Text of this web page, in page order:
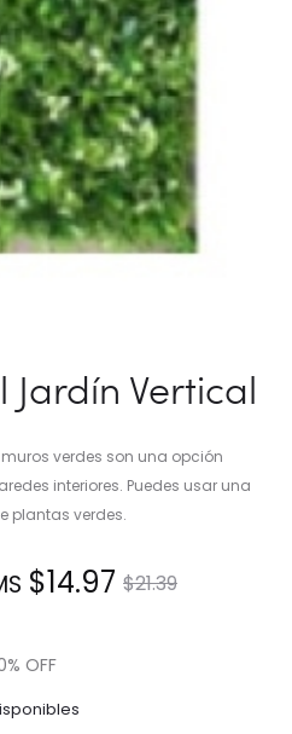
Jardín Vertical
verdes son una opción
interiores. Puedes usar una
plantas verdes.
$21.39
El
original
$14.97
El
OFF